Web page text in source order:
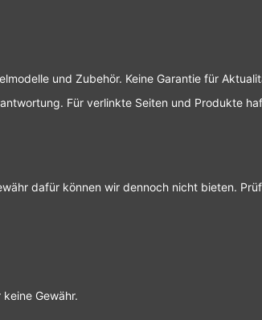
und Zubehör. Keine Garantie für
Für verlinkte Seiten und Produkte
dafür können wir dennoch nicht bieten.
Gewähr.